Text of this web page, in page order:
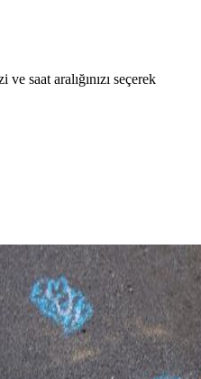
saat aralığınızı seçerek